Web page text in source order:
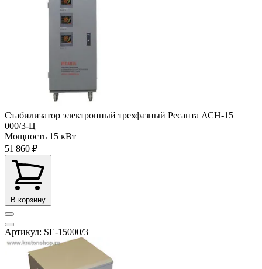
Стабилизатор электронный трехфазный Ресанта АСН-15
000/3-Ц
Мощность 15 кВт
51 860 ₽
В корзину
Артикул: SE-15000/3